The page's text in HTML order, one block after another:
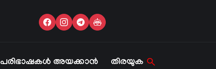
പരിഭാഷകൾ അയക്കാൻ തിരയുക